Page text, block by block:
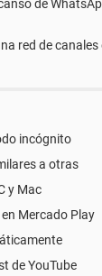
de
red de
incógnito
a otras
y Mac
Mercado Play
de YouTube